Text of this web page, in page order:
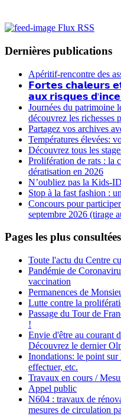
Flux RSS
Dernières publications
Apéritif-rencontre des
𝗙𝗼𝗿𝘁𝗲𝘀 𝗰𝗵𝗮𝗹𝗲𝘂𝗿𝘀
𝗮𝘂𝘅 𝗿𝗶𝘀𝗾𝘂𝗲𝘀
Journées du patrimoine
découvrez les richesses
Partagez vos archives
Températures élevées:
Découvrez tous les
Prolifération de rats : la
dératisation en 2026
N’oubliez pas la Kids-ID
Stop à la fast fashion :
Concours pour
septembre 2026 (tirage
Pages les plus consultées
Toute l'actu du Centre
Pandémie de
vaccination
Permanences de
Lutte contre la
Passage du Tour de
!
Envie d'être au courant
Découvrez le dernier
Inondations: le point sur
effectuer, etc.
Travaux en cours /
Appel public
N604 : travaux de
mesures de circulation